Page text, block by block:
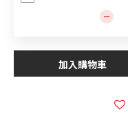
加入購物車